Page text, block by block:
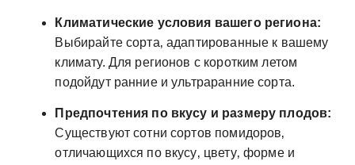
Климатические условия вашего региона:
Выбирайте сорта‚ адаптированные к вашему
климату. Для регионов с коротким летом
подойдут ранние и ультраранние сорта.
Предпочтения по вкусу и размеру плодов:
Существуют сотни сортов помидоров‚
отличающихся по вкусу‚ цвету‚ форме и